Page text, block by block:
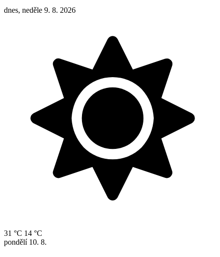
dnes, neděle 9. 8. 2026
31 °C 14 °C
pondělí 10. 8.